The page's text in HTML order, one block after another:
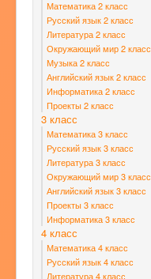
Математика 2 класс
Русский язык 2 класс
Литература 2 класс
Окружающий мир 2 класс
Музыка 2 класс
Английский язык 2 класс
Информатика 2 класс
Проекты 2 класс
3 класс
Математика 3 класс
Русский язык 3 класс
Литература 3 класс
Окружающий мир 3 класс
Английский язык 3 класс
Проекты 3 класс
Информатика 3 класс
4 класс
Математика 4 класс
Русский язык 4 класс
Литература 4 класс